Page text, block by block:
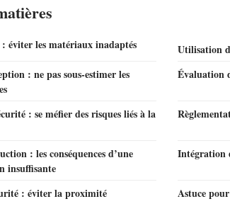
éviter les matériaux inadaptés
Utilisation
: ne pas sous-estimer les
Évaluation
: se méfier des risques liés à la
: les conséquences d’une
insuffisante
Intégration
: éviter la proximité
Astuce